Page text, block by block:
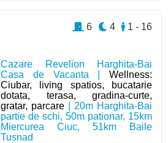
Cazare Revelion Harghita-Bai
Casa de Vacanta | Wellness:
Ciubar, living spatios, bucatarie
dotata, terasa, gradina-curte,
gratar, parcare | 20m Harghita-Bai
partie de schi, 50m pationar, 15km
Miercurea Ciuc, 51km Baile
Tusnad
1 - 16
4
6